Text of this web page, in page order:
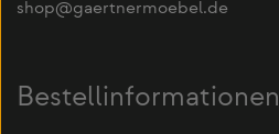
shop@gaertnermoebel.de
Bestellinformationen